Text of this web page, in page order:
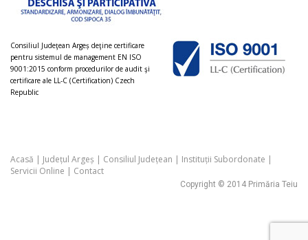
Consiliul Judeţean Argeș deţine certificare
pentru sistemul de management EN ISO
9001:2015 conform procedurilor de audit şi
certificare ale LL-C (Certification) Czech
Republic
Acasă | Județul Argeș | Consiliul Județean | Instituții Subordonate |
Servicii Online | Contact
Copyright © 2014 Primăria Teiu